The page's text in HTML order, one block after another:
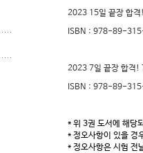
2023 15일 끝장 합
ISBN : 978-89-
2023 7일 끝장 합격!
ISBN : 978-89-
* 위 3권 도서에 해당
* 정오사항이 있을 경
* 정오사항은 시험 전